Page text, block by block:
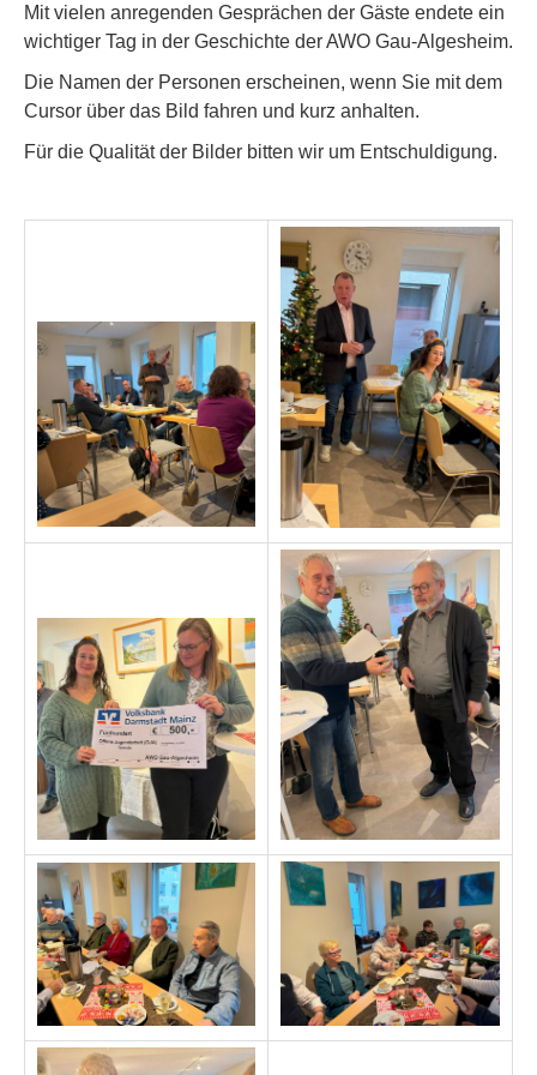
Mit vielen anregenden Gesprächen der Gäste endete ein
wichtiger Tag in der Geschichte der AWO Gau-Algesheim.
Die Namen der Personen erscheinen, wenn Sie mit dem
Cursor über das Bild fahren und kurz anhalten.
Für die Qualität der Bilder bitten wir um Entschuldigung.